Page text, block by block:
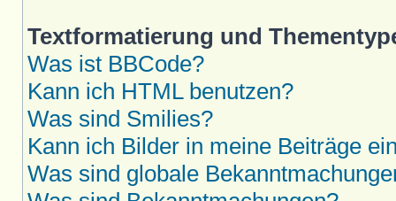
Textformatierung und
Was ist BBCode?
Kann ich HTML benutzen?
Was sind Smilies?
Kann ich Bilder in meine Beiträge
Was sind globale